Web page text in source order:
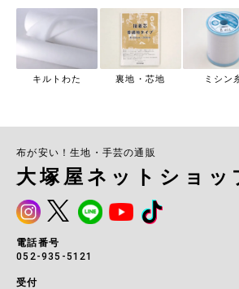
キルトわた 裏地・芯地 ミシン
布が安い！生地・手芸の通販
大塚屋ネットショッ
電話番号
052-935-5121
受付